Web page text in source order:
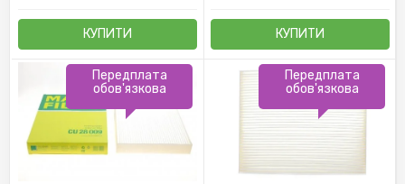
КУПИТИ КУПИТИ
Передплата
обов'язкова
Передплата
обов'язкова